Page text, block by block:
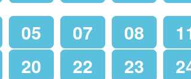
05 07 08
20 22 23